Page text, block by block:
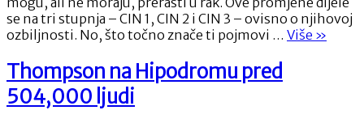
CIN
3
se na tri stupnja – CIN 1, CIN 2 i CIN 3 – ovisno o njihovoj
ozbiljnosti. No, što točno znače ti pojmovi … Više “Razlike
»
Thompson na Hipodromu pred
504,000 ljudi